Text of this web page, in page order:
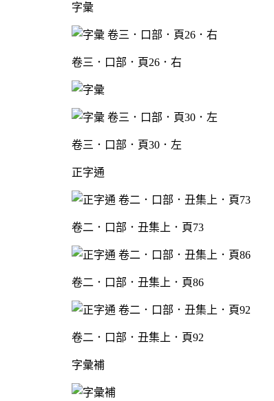
字彙
卷三．口部．頁26．右
卷三．口部．頁30．左
正字通
卷二．口部．丑集上．頁73
卷二．口部．丑集上．頁86
卷二．口部．丑集上．頁92
字彙補